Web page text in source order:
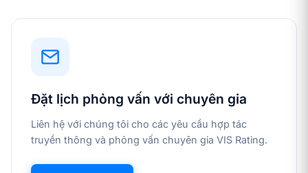
Đặt lịch phỏng vấn với chuyên gia
Liên hệ với chúng tôi cho các yêu cầu hợp tác
truyền thông và phỏng vấn chuyên gia VIS Rating.